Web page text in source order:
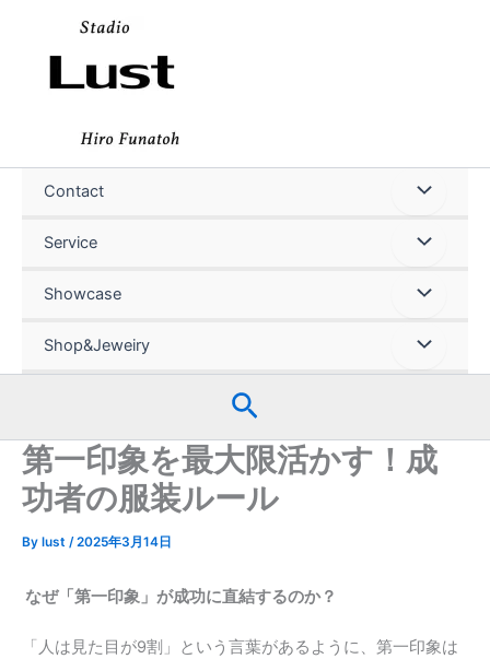
プ
Contact
Service
Showcase
Shop&Jeweiry
検
索
第一印象を最大限活かす！成
功者の服装ルール
By lust /2025年3月14日
なぜ「第一印象」が成功に直結するのか？
「人は見た目が9割」という言葉があるように、第一印象は